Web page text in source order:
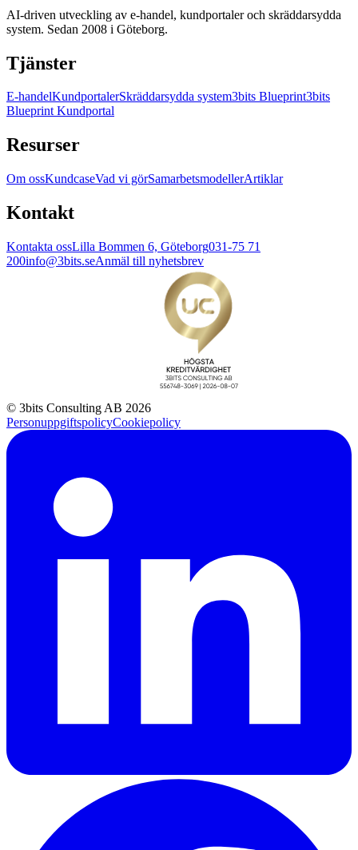
AI-driven utveckling av e-handel, kundportaler och skräddarsydda
system. Sedan 2008 i Göteborg.
Tjänster
E-handelKundportalerSkräddarsydda system3bits Blueprint3bits
Blueprint Kundportal
Resurser
Om ossKundcaseVad vi görSamarbetsmodellerArtiklar
Kontakt
Kontakta ossLilla Bommen 6, Göteborg031-75 71
200info@3bits.seAnmäl till nyhetsbrev
© 3bits Consulting AB 2026
PersonuppgiftspolicyCookiepolicy